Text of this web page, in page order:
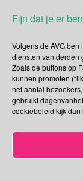
Fijn dat je er
Volgens de AVG
diensten van derden
Zoals de buttons op
kunnen promoten
het aantal
gebruikt
cookiebeleid kijk dan
24/01/2022
foto voor
Internationale
Calling is een
Institute (JGI)
verlenging van
andere